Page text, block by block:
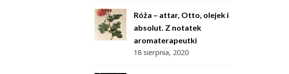
Róża – attar, Otto, olejek i
absolut. Z notatek
aromaterapeutki
18 sierpnia, 2020